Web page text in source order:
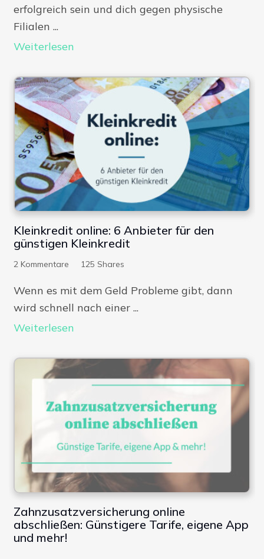
erfolgreich sein und dich gegen physische
Filialen ...
Weiterlesen
Kleinkredit online: 6 Anbieter für den
günstigen Kleinkredit
2 Kommentare 125 Shares
Wenn es mit dem Geld Probleme gibt, dann
wird schnell nach einer ...
Weiterlesen
Zahnzusatzversicherung online
abschließen: Günstigere Tarife, eigene App
und mehr!